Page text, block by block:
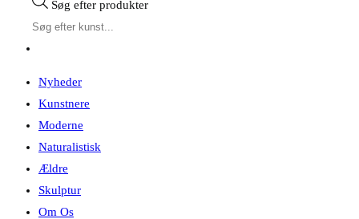
Søg efter produkter
Nyheder
Kunstnere
Moderne
Naturalistisk
Ældre
Skulptur
Om Os